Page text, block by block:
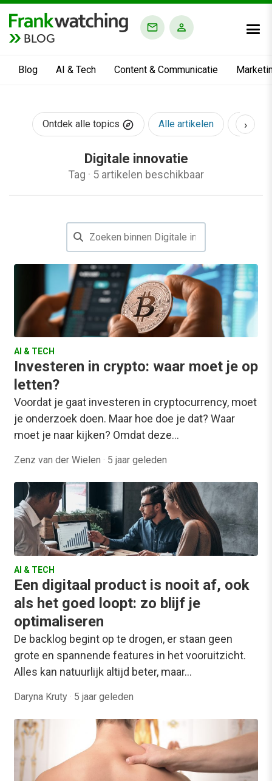
BLOG
Blog AI & Tech Content & Communicatie
Ontdek alle topics Alle artikelen AI &
›
Digitale innovatie
Tag · 5 artikelen beschikbaar
AI & TECH
Investeren in crypto: waar moet je op
letten?
Voordat je gaat investeren in cryptocurrency, moet
je onderzoek doen. Maar hoe doe je dat? Waar
moet je naar kijken? Omdat deze…
Zenz van der Wielen · 5 jaar geleden
AI & TECH
Een digitaal product is nooit af, ook
als het goed loopt: zo blijf je
optimaliseren
De backlog begint op te drogen, er staan geen
grote en spannende features in het vooruitzicht.
Alles kan natuurlijk altijd beter, maar…
Daryna Kruty · 5 jaar geleden